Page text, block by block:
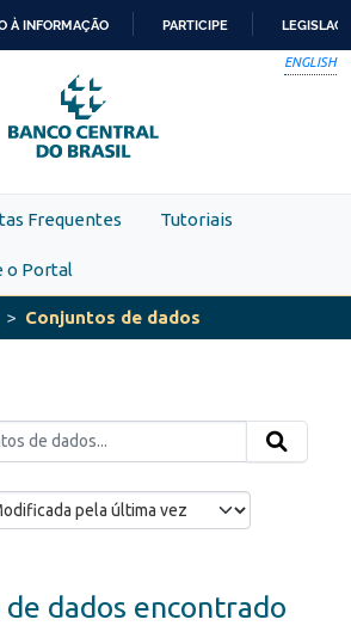
PARA
O
CONTEÚDO
À INFORMAÇÃO PARTICIPE
ENGLISH
Frequentes Tutoriais
o Portal
Conjuntos de dados
dados encontrado